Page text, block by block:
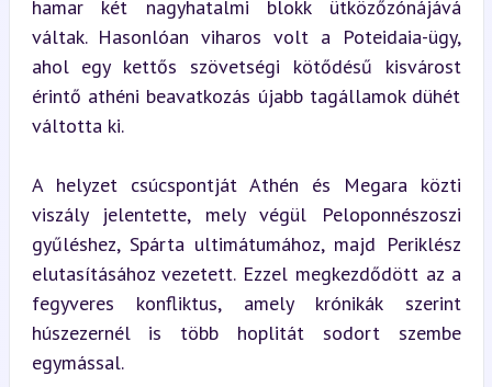
hamar két nagyhatalmi blokk ütközőzónájává
váltak. Hasonlóan viharos volt a Poteidaia-ügy,
ahol egy kettős szövetségi kötődésű kisvárost
érintő athéni beavatkozás újabb tagállamok dühét
váltotta ki.
A helyzet csúcspontját Athén és Megara közti
viszály jelentette, mely végül Peloponnészoszi
gyűléshez, Spárta ultimátumához, majd Periklész
elutasításához vezetett. Ezzel megkezdődött az a
fegyveres konfliktus, amely krónikák szerint
húszezernél is több hoplitát sodort szembe
egymással.